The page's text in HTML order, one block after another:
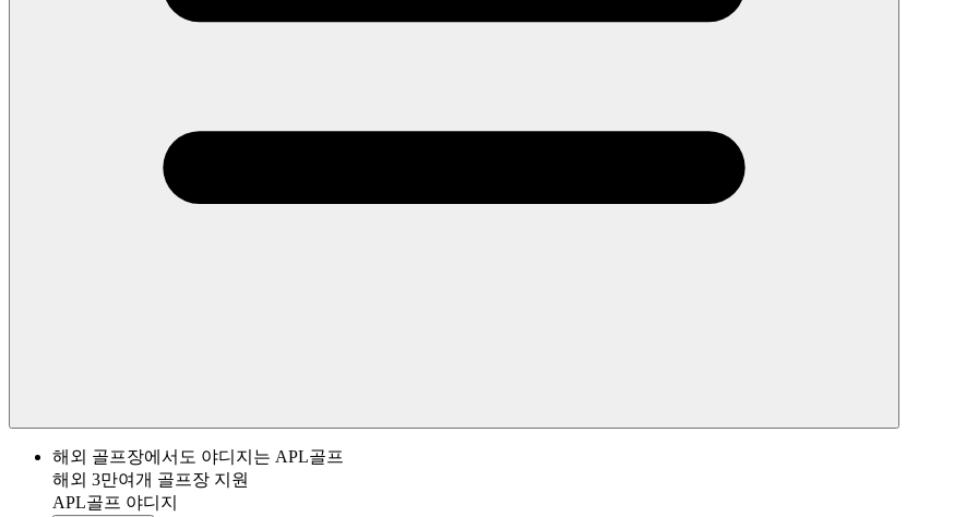
해외 골프장에서도 야디지는 APL골프
해외 3만여개 골프장 지원
APL골프 야디지